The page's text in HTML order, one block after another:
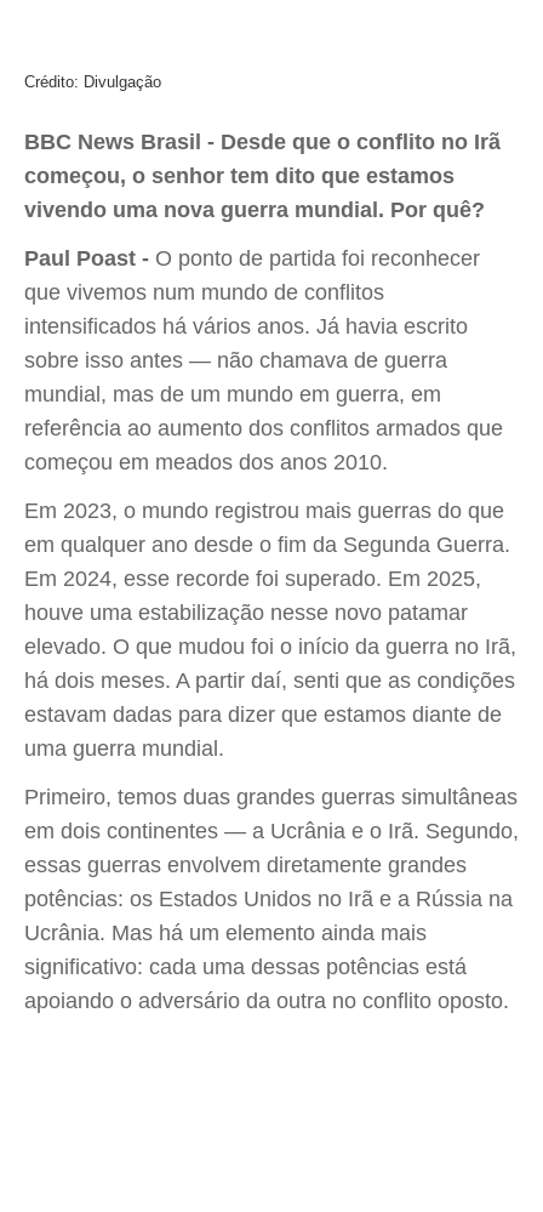
Crédito: Divulgação
BBC News Brasil - Desde que o conflito no Irã
começou, o senhor tem dito que estamos
vivendo uma nova guerra mundial. Por quê?
Paul Poast - O ponto de partida foi reconhecer
que vivemos num mundo de conflitos
intensificados há vários anos. Já havia escrito
sobre isso antes — não chamava de guerra
mundial, mas de um mundo em guerra, em
referência ao aumento dos conflitos armados que
começou em meados dos anos 2010.
Em 2023, o mundo registrou mais guerras do que
em qualquer ano desde o fim da Segunda Guerra.
Em 2024, esse recorde foi superado. Em 2025,
houve uma estabilização nesse novo patamar
elevado. O que mudou foi o início da guerra no Irã,
há dois meses. A partir daí, senti que as condições
estavam dadas para dizer que estamos diante de
uma guerra mundial.
Primeiro, temos duas grandes guerras simultâneas
em dois continentes — a Ucrânia e o Irã. Segundo,
essas guerras envolvem diretamente grandes
potências: os Estados Unidos no Irã e a Rússia na
Ucrânia. Mas há um elemento ainda mais
significativo: cada uma dessas potências está
apoiando o adversário da outra no conflito oposto.